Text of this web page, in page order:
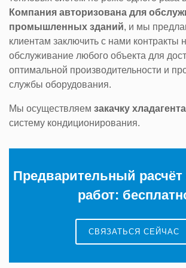
Компания авторизована для
промышленных зданий, и мы
клиентам заключить с нами контракты
обслуживание любого объекта для
оптимальной производительности и
службы оборудования.
Мы осуществляем закачку хладагента
систему кондиционирования.
Предварительный расчёт
работ:
СВЯЗАТЬСЯ СЕЙЧАС